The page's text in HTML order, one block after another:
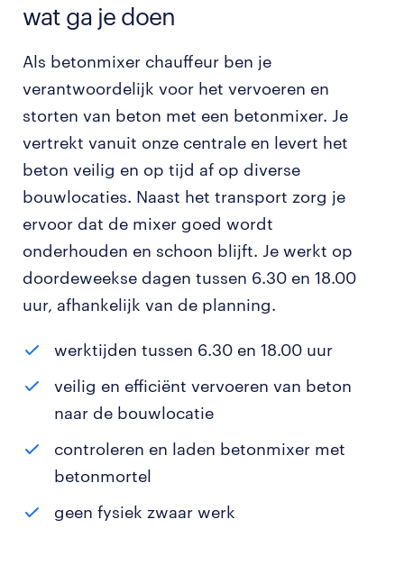
wat ga je doen
Als betonmixer chauffeur ben je
verantwoordelijk voor het vervoeren en
storten van beton met een betonmixer. Je
vertrekt vanuit onze centrale en levert het
beton veilig en op tijd af op diverse
bouwlocaties. Naast het transport zorg je
ervoor dat de mixer goed wordt
onderhouden en schoon blijft. Je werkt op
doordeweekse dagen tussen 6.30 en 18.00
uur, afhankelijk van de planning.
werktijden tussen 6.30 en 18.00 uur
veilig en efficiënt vervoeren van beton
naar de bouwlocatie
controleren en laden betonmixer met
betonmortel
geen fysiek zwaar werk